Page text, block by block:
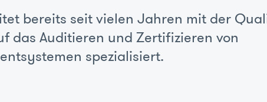
bereits seit vielen Jahren mit der
das Auditieren und Zertifizieren von
spezialisiert.